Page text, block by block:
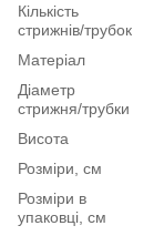
Кількість
стрижнів/трубок
Матеріал
Діаметр
стрижня/трубки
Висота
Розміри, см
Розміри в
упаковці, см